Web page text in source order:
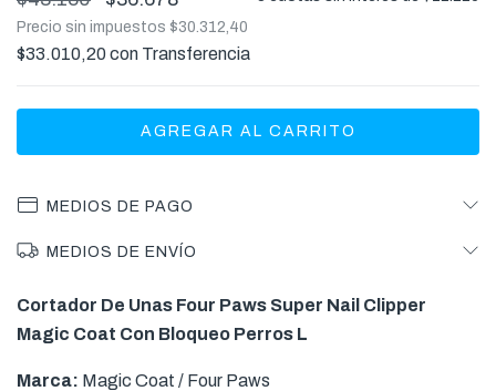
Precio sin impuestos $30.312,40
$33.010,20con Transferencia
MEDIOS DE PAGO
MEDIOS DE ENVÍO
Cortador De Unas Four Paws Super Nail Clipper
Magic Coat Con Bloqueo Perros L
Marca: Magic Coat / Four Paws